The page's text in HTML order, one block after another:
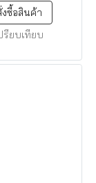
งซื้อสินค้า
รียบเทียบ